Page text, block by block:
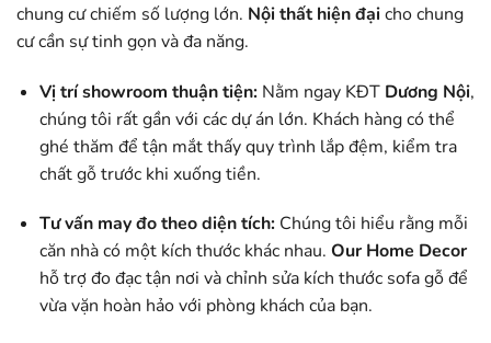
chung cư chiếm số lượng lớn. Nội thất hiện đạicho chung
cư cần sự tinh gọn và đa năng.
Vị trí showroom thuận tiện:Nằm ngay KĐT Dương Nội,
chúng tôi rất gần với các dự án lớn. Khách hàng có thể
ghé thăm để tận mắt thấy quy trình lắp đệm, kiểm tra
chất gỗ trước khi xuống tiền.
Tư vấn may đo theo diện tích:Chúng tôi hiểu rằng mỗi
căn nhà có một kích thước khác nhau. Our Home Decor
hỗ trợ đo đạc tận nơi và chỉnh sửa kích thước sofa gỗ để
vừa vặn hoàn hảo với phòng khách của bạn.